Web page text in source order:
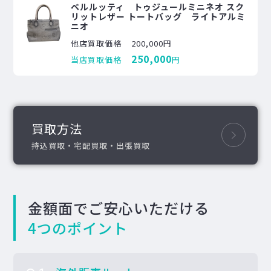
ベルルッティ トゥジュールミニネオ スク
リットレザー トートバッグ ライトアルミ
ニオ
他店買取価格
200,000円
当店買取価格
250,000円
買取方法
持込買取・宅配買取・出張買取
金額面でご安心いただける
4つのポイント